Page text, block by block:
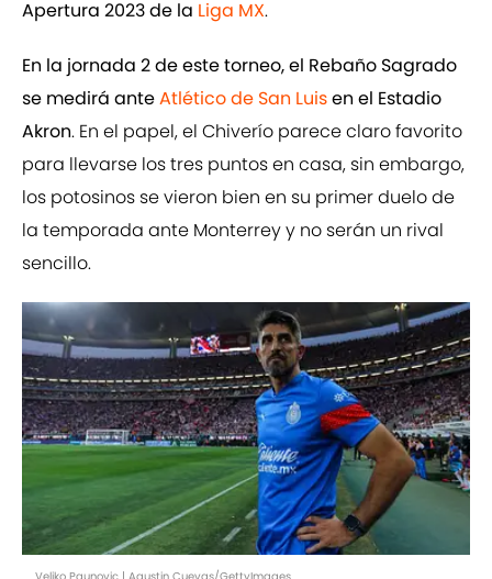
Apertura 2023 de la Liga MX.
En la jornada 2 de este torneo, el Rebaño Sagrado
se medirá anteAtlético de San Luisen el Estadio
Akron. En el papel, el Chiverío parece claro favorito
para llevarse los tres puntos en casa, sin embargo,
los potosinos se vieron bien en su primer duelo de
la temporada ante Monterrey y no serán un rival
sencillo.